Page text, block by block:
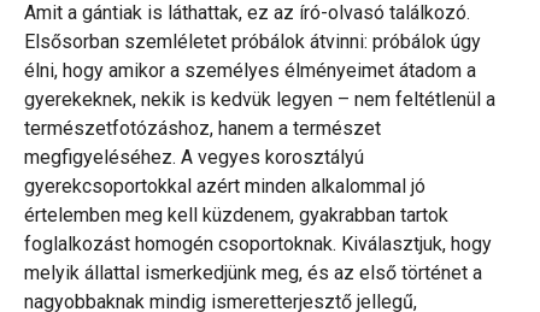
Amit a gántiak is láthattak, ez az író-olvasó találkozó.
Elsősorban szemléletet próbálok átvinni: próbálok úgy
élni, hogy amikor a személyes élményeimet átadom a
gyerekeknek, nekik is kedvük legyen – nem feltétlenül a
természetfotózáshoz, hanem a természet
megfigyeléséhez. A vegyes korosztályú
gyerekcsoportokkal azért minden alkalommal jó
értelemben meg kell küzdenem, gyakrabban tartok
foglalkozást homogén csoportoknak. Kiválasztjuk, hogy
melyik állattal ismerkedjünk meg, és az első történet a
nagyobbaknak mindig ismeretterjesztő jellegű,